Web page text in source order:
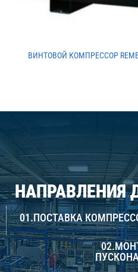
ВИНТОВОЙ КОМПРЕССОР
НАПРАВЛЕНИЯ
01.ПОСТАВКА